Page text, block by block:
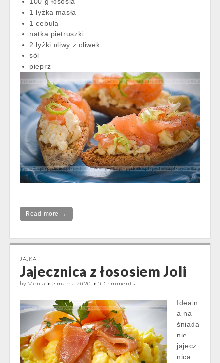
1 łyżka masła
1 cebula
natka pietruszki
2 łyżki oliwy z oliwek
sól
pieprz
Read more →
JAJKA
Jajecznica z łososiem Joli
by Monia • 3 marca 2020 •0 Comments
Idealn
a na
śniada
nie
jajecz
nica